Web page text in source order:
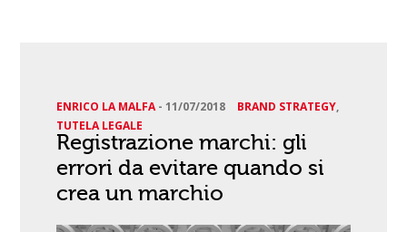
ENRICO LA MALFA-11/07/2018 BRAND STRATEGY,
TUTELA LEGALE
Registrazione marchi: gli
errori da evitare quando si
crea un marchio